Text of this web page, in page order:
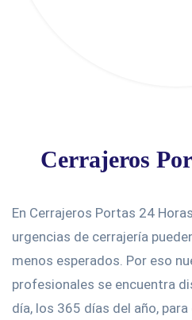
Cerrajeros
En Cerrajeros Portas 24
urgencias de cerrajería
menos esperados. Por eso
profesionales se encuentra
día, los 365 días del año,